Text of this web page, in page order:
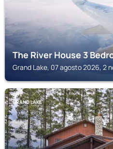
The River House 3
Grand Lake, 07 agosto 2026, 2
GRAND LAKE